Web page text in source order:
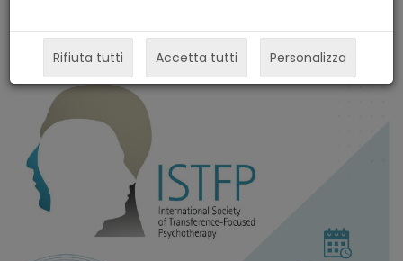
Rifiuta tutti Accetta tutti Personalizza